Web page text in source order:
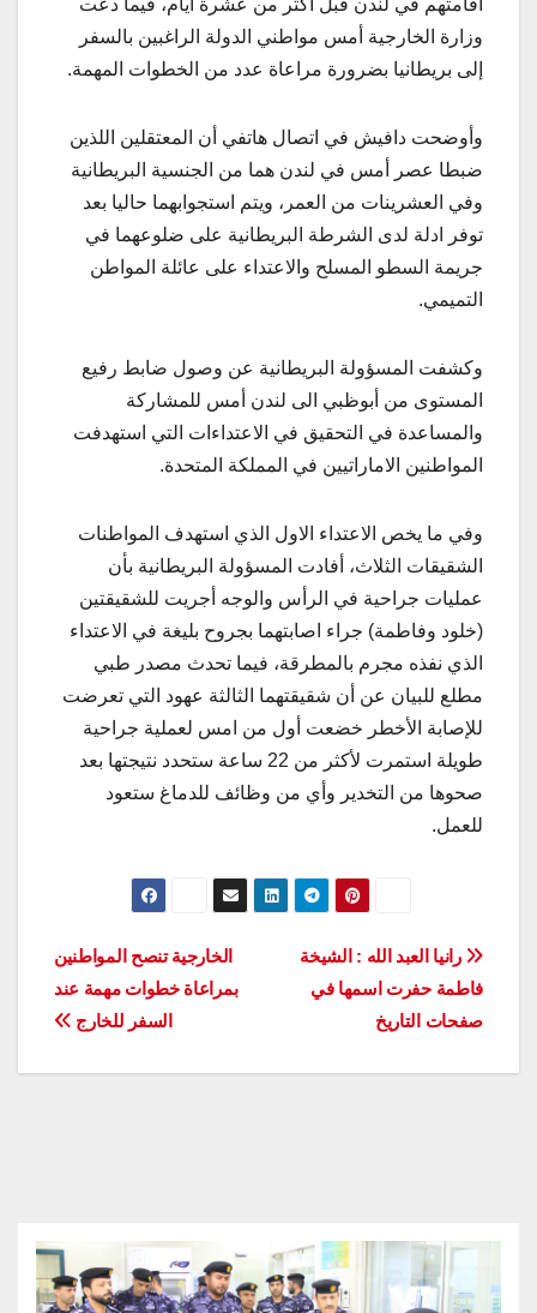
وزارة الخارجية أمس مواطني الدولة الراغبين بالسفر
إلى بريطانيا بضرورة مراعاة عدد من الخطوات المهمة.
وأوضحت دافيش في اتصال هاتفي أن المعتقلين اللذين
ضبطا عصر أمس في لندن هما من الجنسية البريطانية
وفي العشرينات من العمر، ويتم استجوابهما حاليا بعد
توفر ادلة لدى الشرطة البريطانية على ضلوعهما في
جريمة السطو المسلح والاعتداء على عائلة المواطن
التميمي.
وكشفت المسؤولة البريطانية عن وصول ضابط رفيع
المستوى من أبوظبي الى لندن أمس للمشاركة
والمساعدة في التحقيق في الاعتداءات التي استهدفت
المواطنين الاماراتيين في المملكة المتحدة.
وفي ما يخص الاعتداء الاول الذي استهدف المواطنات
الشقيقات الثلاث، أفادت المسؤولة البريطانية بأن
عمليات جراحية في الرأس والوجه أجريت للشقيقتين
(خلود وفاطمة) جراء اصابتهما بجروح بليغة في الاعتداء
الذي نفذه مجرم بالمطرقة، فيما تحدث مصدر طبي
مطلع للبيان عن أن شقيقتهما الثالثة عهود التي تعرضت
للإصابة الأخطر خضعت أول من امس لعملية جراحية
طويلة استمرت لأكثر من 22 ساعة ستحدد نتيجتها بعد
صحوها من التخدير وأي من وظائف للدماغ ستعود
للعمل.
تصفّح
المقالات
الخارجية تنصح المواطنين
بمراعاة خطوات مهمة عند
السفر للخارج
رانيا العبد الله : الشيخة
فاطمة حفرت اسمها في
صفحات التاريخ